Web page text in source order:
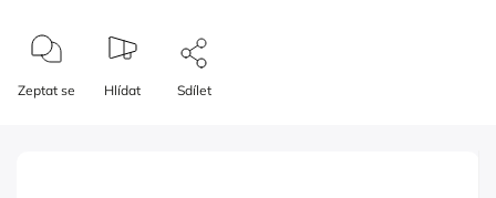
Zeptat se Hlídat Sdílet